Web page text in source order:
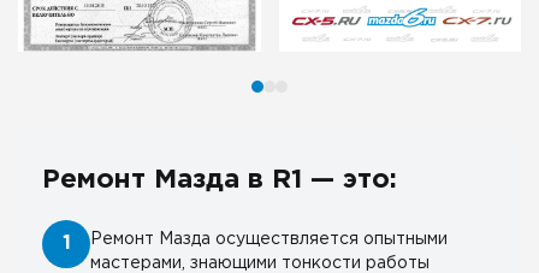
Ремонт Мазда в R1 — это:
1
Ремонт Мазда осуществляется опытными
мастерами, знающими тонкости работы